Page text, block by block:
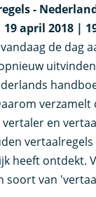
-
19 april 2018 |
de dag
verzamelt
en
heeft ontdekt.
soort van